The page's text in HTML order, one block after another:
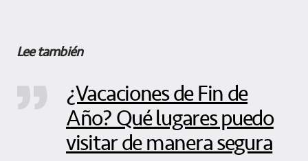
Lee también
¿Vacaciones de Fin de
Año? Qué lugares puedo
visitar de manera segura